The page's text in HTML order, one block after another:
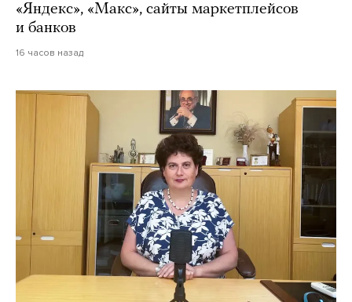
«Яндекс», «Макс», сайты маркетплейсов
и банков
16 часов назад